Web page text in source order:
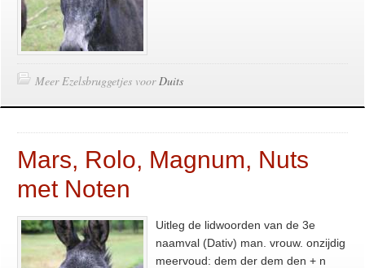
Meer Ezelsbruggetjes voorDuits
Mars, Rolo, Magnum, Nuts
met Noten
Uitleg de lidwoorden van de 3e
naamval (Dativ) man. vrouw. onzijdig
meervoud: dem der dem den + n